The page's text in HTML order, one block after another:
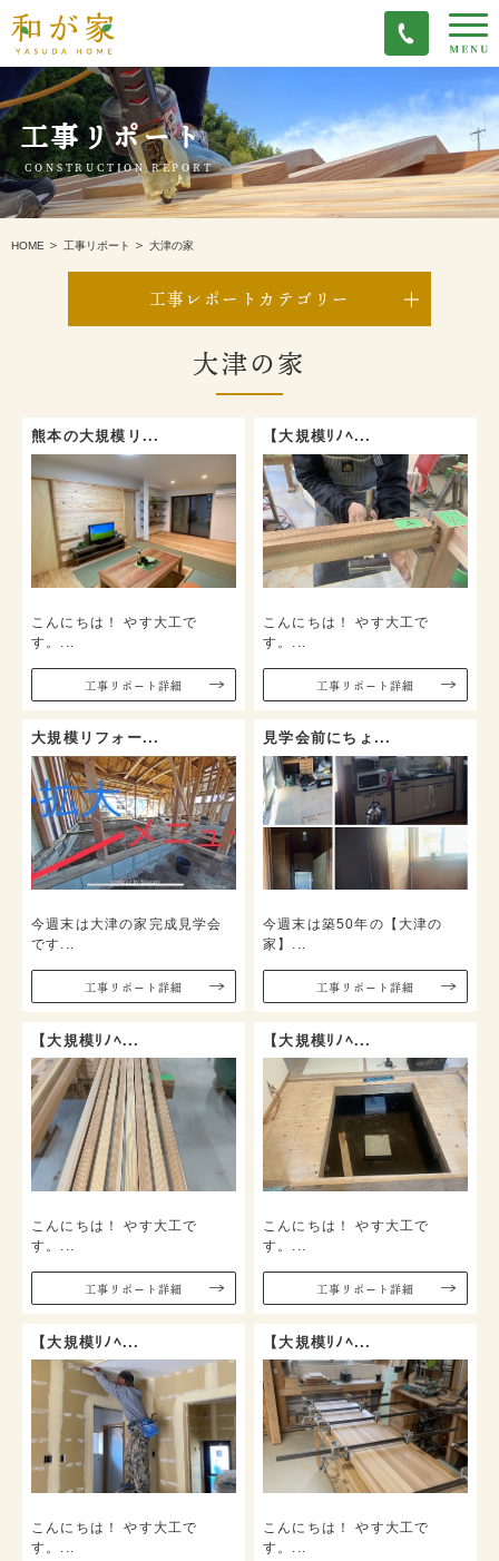
工事リポート
CONSTRUCTION REPORT
HOME 工事リポート 大津の家
工事レポートカテゴリー
大津の家
熊本の大規模リ...
こんにちは！ やす大工で
す。...
⼯事リポート詳細
【大規模ﾘﾉﾍ...
こんにちは！ やす大工で
す。...
⼯事リポート詳細
大規模リフォー...
今週末は大津の家完成見学会
です...
⼯事リポート詳細
見学会前にちょ...
今週末は築50年の【大津の
家】...
⼯事リポート詳細
【大規模ﾘﾉﾍ...
こんにちは！ やす大工で
す。...
⼯事リポート詳細
【大規模ﾘﾉﾍ...
こんにちは！ やす大工で
す。...
⼯事リポート詳細
【大規模ﾘﾉﾍ...
こんにちは！ やす大工で
す。...
【大規模ﾘﾉﾍ...
こんにちは！ やす大工で
す。...